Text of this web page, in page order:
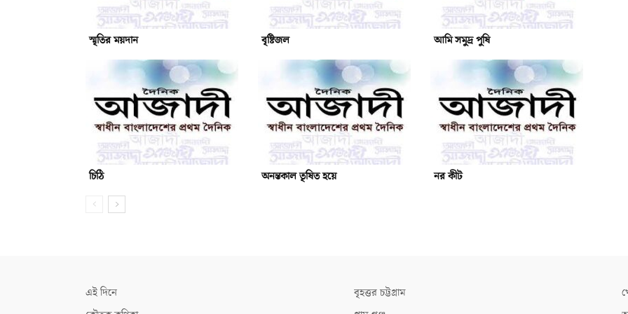
স্মৃতির ময়দান বৃষ্টিজল আমি সমুদ্র পুষি
চিঠি অনন্তকাল তৃষিত হয়ে নর কীট
এই দিনে
বৃহত্তর চট্টগ্রাম